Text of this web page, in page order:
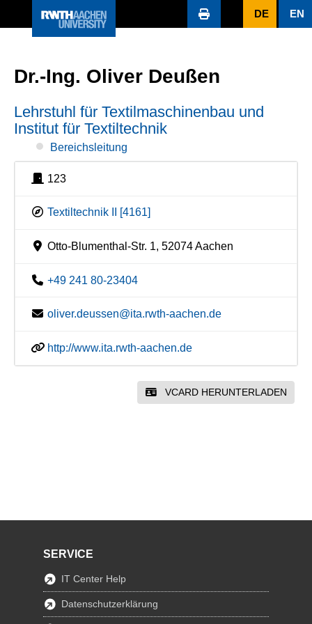
DE EN
Dr.-Ing. Oliver Deußen
Lehrstuhl für Textilmaschinenbau und
Institut für Textiltechnik
Bereichsleitung
123
Textiltechnik II [4161]
Otto-Blumenthal-Str. 1, 52074 Aachen
+49 241 80-23404
oliver.deussen@ita.rwth-aachen.de
http://www.ita.rwth-aachen.de
VCARD HERUNTERLADEN
SERVICE
IT Center Help
Datenschutzerklärung